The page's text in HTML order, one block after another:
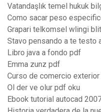
Vatandaşlık temel hukuk
Como sacar peso
Grapari telkomsel wlingi
Stavo pensando a te testo
Libro java a fondo pdf
Emma zunz pdf
Curso de comercio
Ol der ve olur pdf oku
Ebook tutorial autocad